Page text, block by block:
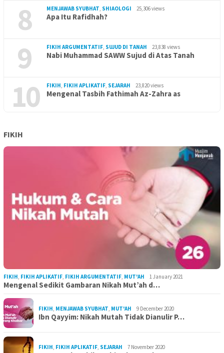
8 MENJAWAB SYUBHAT, SHIAOLOGI 25,306 views
Apa Itu Rafidhah?
9 FIKIH ARGUMENTATIF, SUJUD DI TANAH 23,838 views
Nabi Muhammad SAWW Sujud di Atas Tanah
10 FIKIH, FIKIH APLIKATIF, SEJARAH 23,820 views
Mengenal Tasbih Fathimah Az-Zahra as
FIKIH
FIKIH, FIKIH APLIKATIF, FIKIH ARGUMENTATIF, MUT'AH 1 January 2021
Mengenal Sedikit Gambaran Nikah Mut’ah d…
FIKIH, MENJAWAB SYUBHAT, MUT'AH 9 December 2020
Ibn Qayyim: Nikah Mutah Tidak Dianulir P…
FIKIH, FIKIH APLIKATIF, SEJARAH 7 November 2020